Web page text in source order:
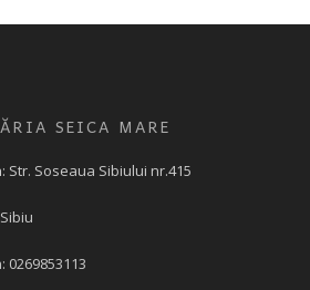
SEICA MARE
: Str. Soseaua Sibiului nr.415
0269853113